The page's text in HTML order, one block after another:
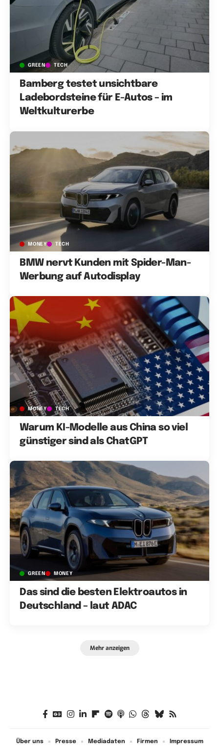
GREEN TECH
Bamberg testet unsichtbare
Ladebordsteine für E-Autos – im
Weltkulturerbe
MONEY TECH
BMW nervt Kunden mit Spider-Man-
Werbung auf Autodisplay
MONEY TECH
Warum KI-Modelle aus China so viel
günstiger sind als ChatGPT
GREEN MONEY
Das sind die besten Elektroautos in
Deutschland – laut ADAC
Mehr anzeigen
Über uns Presse Mediadaten Firmen Impressum